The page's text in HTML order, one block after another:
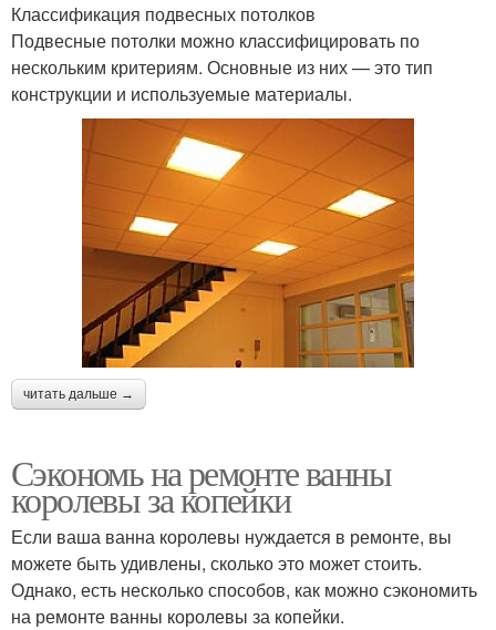
Классификация подвесных потолков
Подвесные потолки можно классифицировать по
нескольким критериям. Основные из них — это тип
конструкции и используемые материалы.
читать дальше →
Сэкономь на ремонте ванны
королевы за копейки
Если ваша ванна королевы нуждается в ремонте, вы
можете быть удивлены, сколько это может стоить.
Однако, есть несколько способов, как можно сэкономить
на ремонте ванны королевы за копейки.